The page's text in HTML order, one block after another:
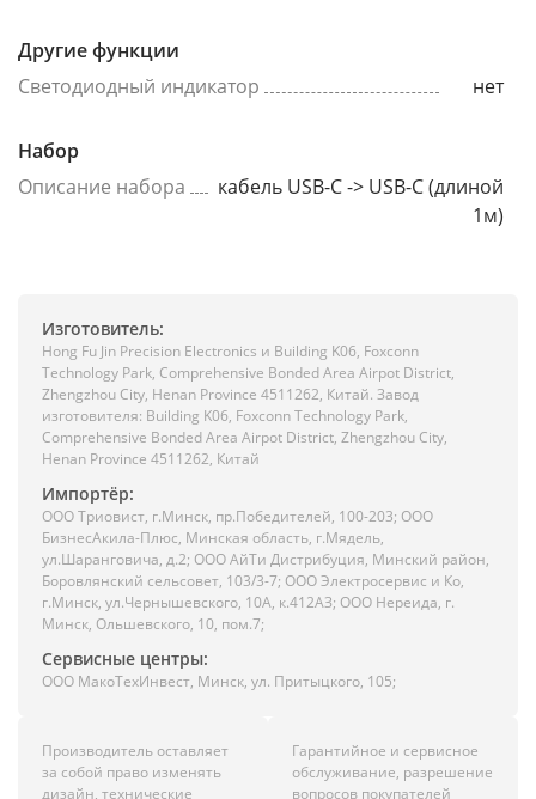
Другие функции
Светодиодный индикатор
нет
Набор
Описание набора
кабель USB-C -> USB-C (длиной
1м)
Изготовитель:
Hong Fu Jin Precision Electronics и Building K06, Foxconn
Technology Park, Comprehensive Bonded Area Airpot District,
Zhengzhou City, Henan Province 4511262, Китай. Завод
изготовителя: Building K06, Foxconn Technology Park,
Comprehensive Bonded Area Airpot District, Zhengzhou City,
Henan Province 4511262, Китай
Импортёр:
ООО Триовист, г.Минск, пр.Победителей, 100-203; ООО
БизнесАкила-Плюс, Минская область, г.Мядель,
ул.Шаранговича, д.2; ООО АйТи Дистрибуция, Минский район,
Боровлянский сельсовет, 103/3-7; ООО Электросервис и Ко,
г.Минск, ул.Чернышевского, 10А, к.412АЗ; ООО Нереида, г.
Минск, Ольшевского, 10, пом.7;
Сервисные центры:
ООО МакоТехИнвест, Минск, ул. Притыцкого, 105;
Производитель оставляет
за собой право изменять
дизайн, технические
Гарантийное и сервисное
обслуживание, разрешение
вопросов покупателей